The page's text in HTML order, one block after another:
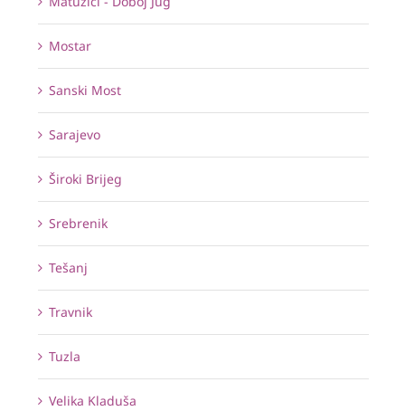
Mostar
Sanski Most
Sarajevo
Široki Brijeg
Srebrenik
Tešanj
Travnik
Tuzla
Velika Kladuša